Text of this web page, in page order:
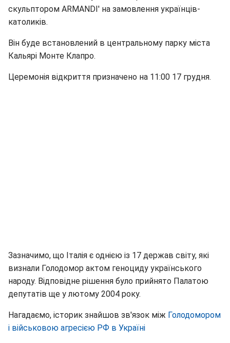
скульптором ARMANDI' на замовлення українців-
католиків.
Він буде встановлений в центральному парку міста
Кальярі Монте Клапро.
Церемонія відкриття призначено на 11:00 17 грудня.
Зазначимо, що Італія є однією із 17 держав світу, які
визнали Голодомор актом геноциду українського
народу. Відповідне рішення було прийнято Палатою
депутатів ще у лютому 2004 року.
Нагадаємо, історик знайшов зв'язок між Голодомором
і військовою агресією РФ в Україні